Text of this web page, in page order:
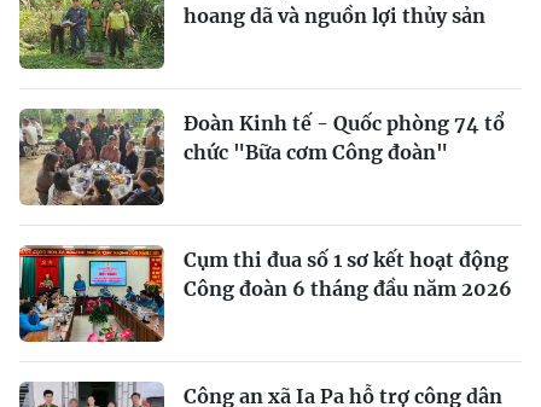
hoang dã và nguồn lợi thủy sản
Đoàn Kinh tế - Quốc phòng 74 tổ
chức "Bữa cơm Công đoàn"
Cụm thi đua số 1 sơ kết hoạt động
Công đoàn 6 tháng đầu năm 2026
Công an xã Ia Pa hỗ trợ công dân